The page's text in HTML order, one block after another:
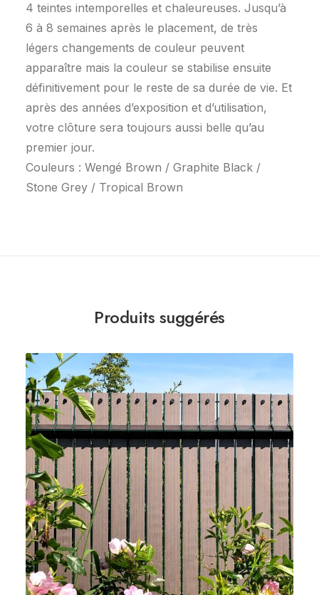
4 teintes intemporelles et chaleureuses. Jusqu’à
6 à 8 semaines après le placement, de très
légers changements de couleur peuvent
apparaître mais la couleur se stabilise ensuite
définitivement pour le reste de sa durée de vie. Et
après des années d’exposition et d’utilisation,
votre clôture sera toujours aussi belle qu’au
premier jour.
Couleurs : Wengé Brown / Graphite Black /
Stone Grey / Tropical Brown
Produits suggérés